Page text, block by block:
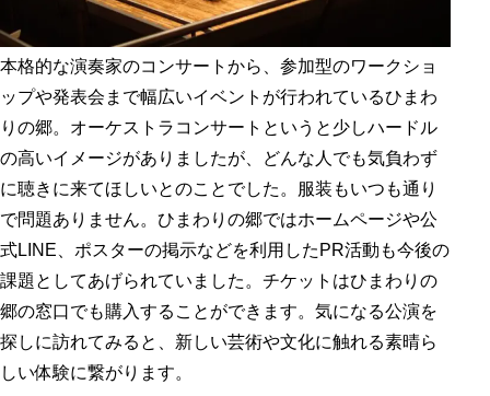
本格的な演奏家のコンサートから、参加型のワークショ
ップや発表会まで幅広いイベントが行われているひまわ
りの郷。オーケストラコンサートというと少しハードル
の高いイメージがありましたが、どんな人でも気負わず
に聴きに来てほしいとのことでした。服装もいつも通り
で問題ありません。ひまわりの郷ではホームページや公
式LINE、ポスターの掲示などを利用したPR活動も今後の
課題としてあげられていました。チケットはひまわりの
郷の窓口でも購入することができます。気になる公演を
探しに訪れてみると、新しい芸術や文化に触れる素晴ら
しい体験に繋がります。